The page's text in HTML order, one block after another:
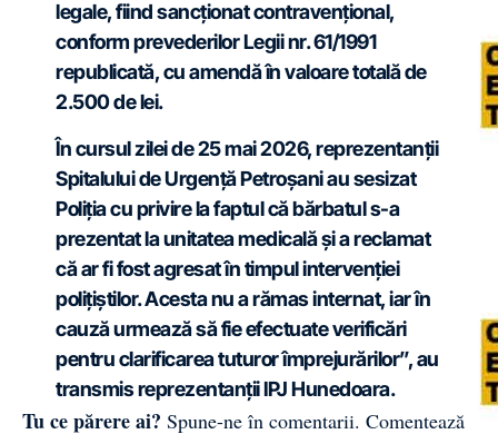
legale, fiind sancționat contravențional,
conform prevederilor Legii nr. 61/1991
republicată, cu amendă în valoare totală de
2.500 de lei.
În cursul zilei de 25 mai 2026, reprezentanții
Spitalului de Urgență Petroșani au sesizat
Poliția cu privire la faptul că bărbatul s-a
prezentat la unitatea medicală și a reclamat
că ar fi fost agresat în timpul intervenției
polițiștilor. Acesta nu a rămas internat, iar în
cauză urmează să fie efectuate verificări
pentru clarificarea tuturor împrejurărilor”, au
transmis reprezentanții IPJ Hunedoara.
Tu ce părere ai? Spune-ne în comentarii. Comentează